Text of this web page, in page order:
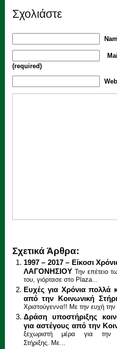
Σχολιάστε
(required)
Σχετικά Άρθρα:
1997 – 2017 – Είκοσι
ΛΑΓΟΝΗΣΙΟΥ
Την επέτειο
του, γιόρτασε στο Plaza...
Ευχές για Χρόνια πολλά
από την Κοινωνική
Χριστούγεννα!! Με την ευχή την
Δράση υποστήριξης
για αστέγους από την
ξεχωριστή μέρα για την
Στήριξης. Με...